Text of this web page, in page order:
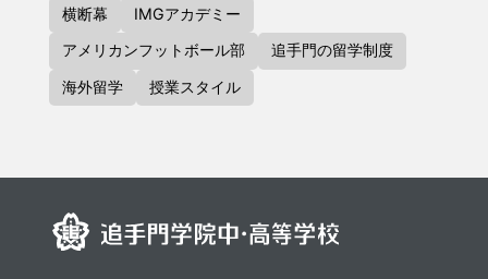
横断幕
IMGアカデミー
アメリカンフットボール部
追手門の留学制度
海外留学
授業スタイル